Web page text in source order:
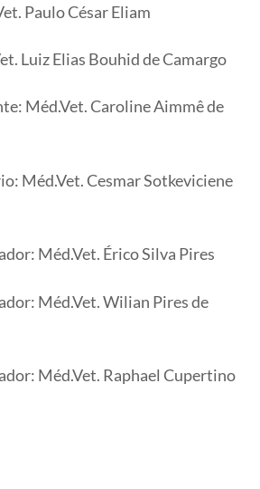
Paulo César Eliam
Luiz Elias Bouhid de Camargo
Méd.Vet. Caroline Aimmê de
Méd.Vet. Cesmar Sotkeviciene
Méd.Vet. Érico Silva Pires
Méd.Vet. Wilian Pires de
Méd.Vet. Raphael Cupertino